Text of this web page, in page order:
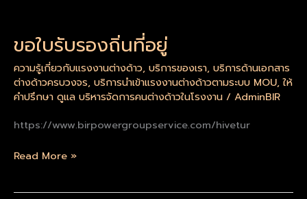
ขอใบรับรองถิ่นที่อยู่
ความรู้เกี่ยวกับแรงงานต่างด้าว, บริการของเรา, บริการด้านเอกสาร
ต่างด้าวครบวงจร, บริการนำเข้าแรงงานต่างด้าวตามระบบ MOU,ให้
คำปรึกษา ดูแล บริหารจัดการคนต่างด้าวในโรงงาน / AdminBIR
https://www.birpowergroupservice.com/hivetur
รอง
ที่
อยู่
Read More »